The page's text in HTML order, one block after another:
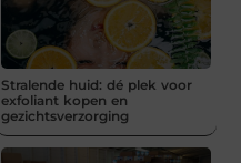
Stralende huid: dé plek voor
exfoliant kopen en
gezichtsverzorging